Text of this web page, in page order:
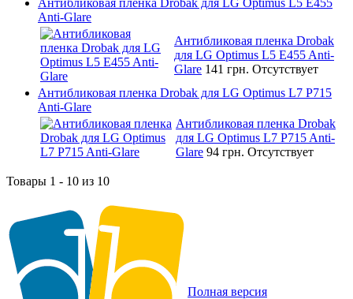
Anti-Glare
Антибликовая пленка Drobak
для LG Optimus L5 E455 Anti-
Glare 141 грн. Отсутствует
Антибликовая пленка Drobak для LG Optimus L7 P715
Anti-Glare
Антибликовая пленка Drobak
для LG Optimus L7 P715 Anti-
Glare 94 грн. Отсутствует
Товары 1 - 10 из 10
Полная версия